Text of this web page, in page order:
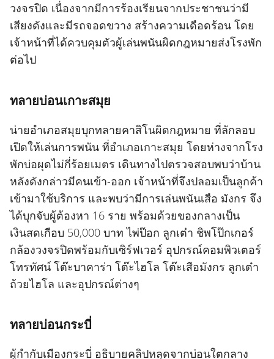
วงจรปิด เนื่องจากมีการร้องเรียนจากประชาชนว่ามี
เสียงดังและมีรถจอดขวาง สร้างความเดือดร้อน โดย
เจ้าหน้าที่ได้ควบคุมตัวผู้เล่นพนันผิดกฎหมายส่งโรงพัก
ต่อไป
ทลายบ่อนเกาะสมุย
น่ายอำเภอสมุยบุกทลายคาสิโนผิดกฎหมาย ที่ลักลอบ
เปิดให้เล่นการพนัน ที่อำเภอเกาะสมุย โดยห่างจากโรง
พักบ่อผุดไม่กี่ร้อยเมตร เดินทางไปตรวจสอบพบว่าบ้าน
หลังดังกล่าวมีคนเข้า-ออก เจ้าหน้าที่จึงปลอมเป็นลูกค้า
เข้ามาใช้บริการ และพบว่ามีการเล่นพนันเสือ มังกร จึง
ได้บุกจับผู้ต้องหา 16 ราย พร้อมด้วยของกลางเป็น
เงินสดเกือบ 50,000 บาท ไพ่ป๊อก ลูกเต๋า ชิพโป๊กเกอร์
กล้องวงจรปิดพร้อมกับเซิร์ฟเวอร์ อุปกรณ์คอมพิวเตอร์
โทรทัศน์ โต๊ะบาคาร่า โต๊ะไฮโล โต๊ะเสือมังกร ลูกเต๋า
ถ้วยไฮโล และอุปกรณ์ต่างๆ
ทลายบ่อนกระบี่
ผู้กำกับเมืองกระบี่ อธิบายคลิปหลุดจากบ่อนใตกลาง